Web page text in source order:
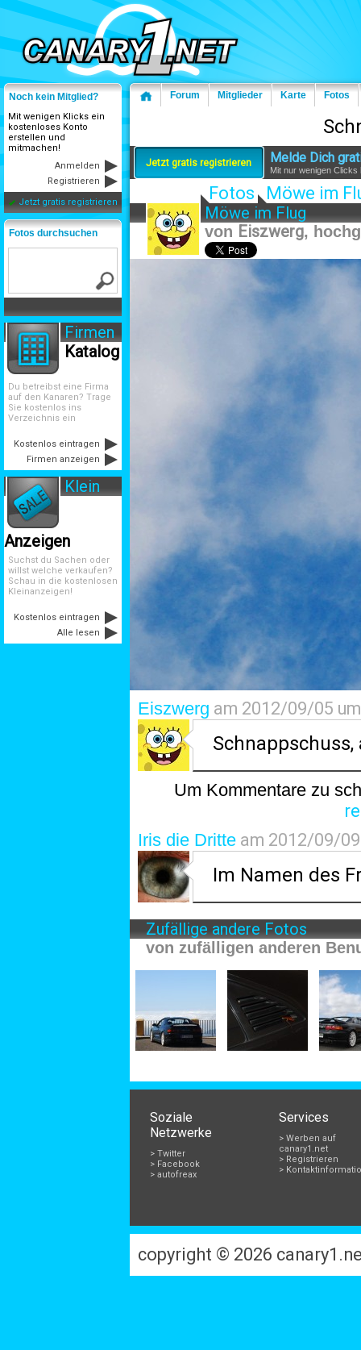
Noch kein Mitglied?
Mit wenigen Klicks ein
kostenloses Konto
erstellen und
mitmachen!
Anmelden
Registrieren
Jetzt gratis registrieren
Fotos durchsuchen
Firmen
Katalog
Du betreibst eine Firma
auf den Kanaren? Trage
Sie kostenlos ins
Verzeichnis ein
Kostenlos eintragen
Firmen anzeigen
Klein
Anzeigen
Suchst du Sachen oder
willst welche verkaufen?
Schau in die kostenlosen
Kleinanzeigen!
Kostenlos eintragen
Alle lesen
Forum Mitglieder Karte Fotos
Jetzt gratis registrieren Melde Dich
Mit nur wenigen
Fotos Möwe im
Möwe im Flug
von Eiszwerg,
Eiszwerg am 2012/09/05
Um Kommentare zu
Iris die Dritte am 2012/09/
Im Namen des
Zufällige andere Fotos
von zufälligen anderen
Soziale
Netzwerke
> Twitter
> Facebook
> autofreax
Services
> Werben auf
canary1.net
> Registrieren
>
copyright © 2026